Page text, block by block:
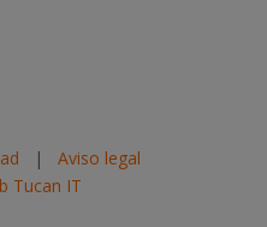
| Aviso legal
Tucan IT